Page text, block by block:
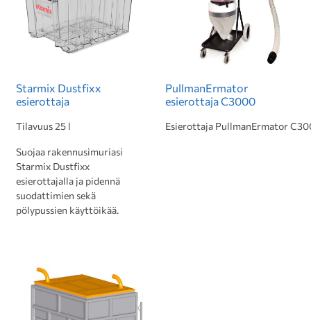
Starmix Dustfixx
esierottaja
Tilavuus 25 l
Suojaa rakennusimuriasi
Starmix Dustfixx
esierottajalla ja pidennä
suodattimien sekä
pölypussien käyttöikää.
PullmanErmator
esierottaja C3000
Esierottaja PullmanErmator